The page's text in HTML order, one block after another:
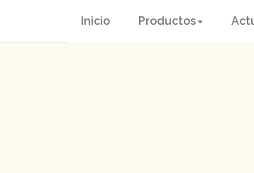
Inicio Productos